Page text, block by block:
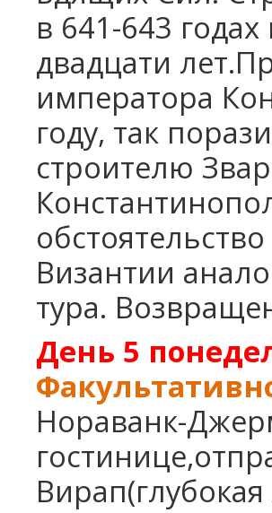
в 641-643
двадцати
императора
году, так
строителю
Византии
тура.
День 5
Нораванк-